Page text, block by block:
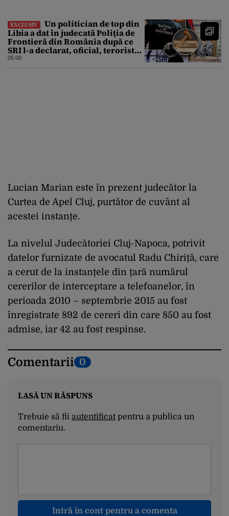
EXCLUSIV
Un politician de top din
Libia a dat în judecată Poliția de
Frontieră din România după ce
SRI l-a declarat, oficial, terorist
ISIS
05:00
Lucian Marian este în prezent judecător la
Curtea de Apel Cluj, purtător de cuvânt al
acestei instanțe.
La nivelul Judecătoriei Cluj-Napoca, potrivit
datelor furnizate de avocatul Radu Chiriță, care
a cerut de la instanțele din țară numărul
cererilor de interceptare a telefoanelor, în
perioada 2010 – septembrie 2015 au fost
înregistrate 892 de cereri din care 850 au fost
admise, iar 42 au fost respinse.
Comentarii 0
LASĂ UN RĂSPUNS
Trebuie să fii autentificatpentru a publica un
comentariu.
Intră în cont pentru a comenta